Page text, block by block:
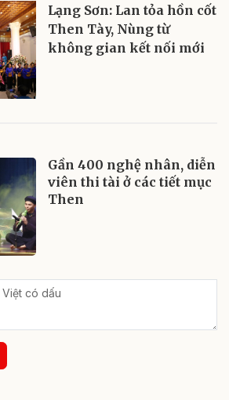
Lạng Sơn: Lan tỏa hồn cốt
Then Tày, Nùng từ
không gian kết nối mới
Gần 400 nghệ nhân, diễn
viên thi tài ở các tiết mục
Then